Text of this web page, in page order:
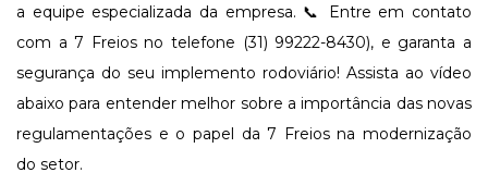
a equipe especializada da empresa. 📞 Entre em contato
com a 7 Freios no telefone (31) 99222-8430), e garanta a
segurança do seu implemento rodoviário! Assista ao vídeo
abaixo para entender melhor sobre a importância das novas
regulamentações e o papel da 7 Freios na modernização
do setor.